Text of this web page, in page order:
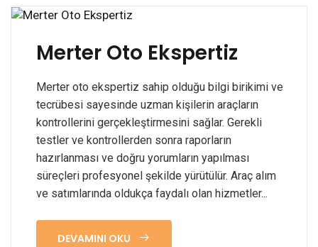
Merter Oto Ekspertiz
Merter oto ekspertiz sahip olduğu bilgi birikimi ve
tecrübesi sayesinde uzman kişilerin araçların
kontrollerini gerçekleştirmesini sağlar. Gerekli
testler ve kontrollerden sonra raporların
hazırlanması ve doğru yorumların yapılması
süreçleri profesyonel şekilde yürütülür. Araç alım
ve satımlarında oldukça faydalı olan hizmetler...
DEVAMINI OKU